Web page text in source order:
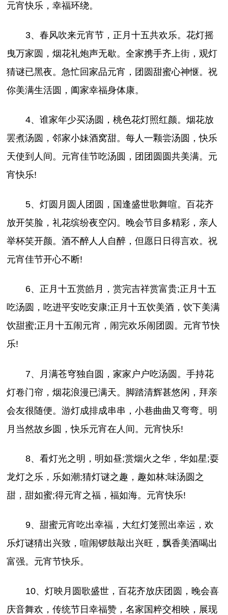
元宵快乐，幸福环绕。
3、春风吹来元宵节，正月十五共欢乐。花灯摇
曳万家圆，烟花礼炮声无歇。全家携手齐上街，观灯
猜谜已黑夜。急忙回家品元宵，团圆甜蜜心神惬。祝
你美满生活圆，阖家幸福身体康。
4、谁家年少买汤圆，桃色花灯照红颜。烟花放
罢煮汤圆，邻家小妹酒窝甜。每人一颗尝汤圆，快乐
天使到人间。元宵佳节吃汤圆，团团圆圆共美满。元
宵快乐!
5、灯圆月圆人团圆，国逢盛世歌舞喧。百花齐
放开笑脸，礼花缤纷夜空闪。晚会节目多精彩，亲人
举杯笑开颜。酒不醉人人自醉，但愿日日得言欢。祝
元宵佳节开心不断!
6、正月十五赏皓月，赏完吉祥赏富贵;正月十五
吃汤圆，吃进平安吃安康;正月十五饮美酒，饮下美满
饮甜蜜;正月十五闹元宵，闹完欢乐闹团圆。元宵节快
乐!
7、月满苍穹独自圆，家家户户吃汤圆。手持花
灯卷门帘，烟花浪漫已满天。脚踏清辉甚悠闲，拜亲
会友很随便。游灯成排成串串，小巷曲曲又弯弯。明
月当然故乡圆，快乐元宵在人间。元宵快乐!
8、看灯光之明，明如昼;赏烟火之华，华如星;耍
龙灯之乐，乐如潮;猜灯谜之趣，趣如林;味汤圆之
甜，甜如蜜;得元宵之福，福如海。元宵快乐!
9、甜蜜元宵吃出幸福，大红灯笼照出幸运，欢
乐灯谜猜出兴致，喧闹锣鼓敲出兴旺，飘香美酒喝出
富强。元宵节快乐。
10、灯映月圆歌盛世，百花齐放庆团圆，晚会喜
庆音舞欢，传统节日幸福赞，名家国粹交相映，展现